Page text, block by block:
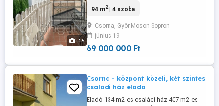
16
HELYISÉGEK: Első szint - nappali, udvarra
toalett Második szint - 3 szoba - udvarra
néző erkély - fürdőben kád és toalett
További helyiségek: - ...
94 m2| 4 szoba
Csorna, Győr-Moson-Sopron
június 19
69 000 000 Ft
Csorna - központ közeli, két szintes
családi ház eladó
Eladó 134 m2-es családi ház 407 m2-es